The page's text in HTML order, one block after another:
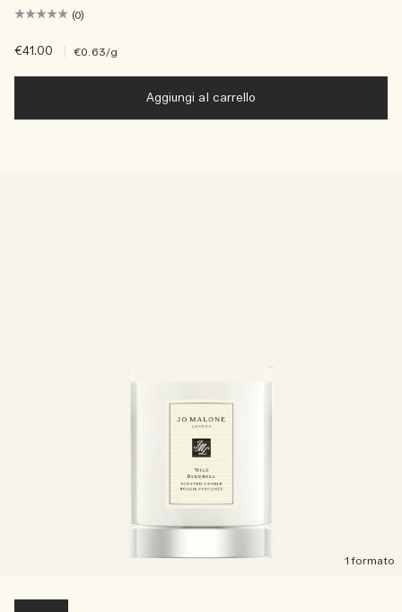
(0)
€41.00 €0.63/g
Aggiungi al carrello
1 formato